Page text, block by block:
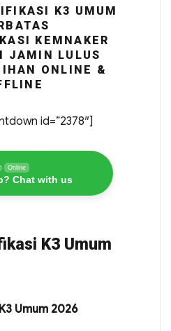
K3 UMUM
KEMNAKER
JAMIN LULUS
ONLINE &
id=”2378″]
Online
Chat with us
K3 Umum
Umum 2026